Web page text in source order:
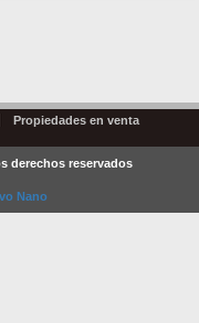
Propiedades en venta
derechos reservados
Nano